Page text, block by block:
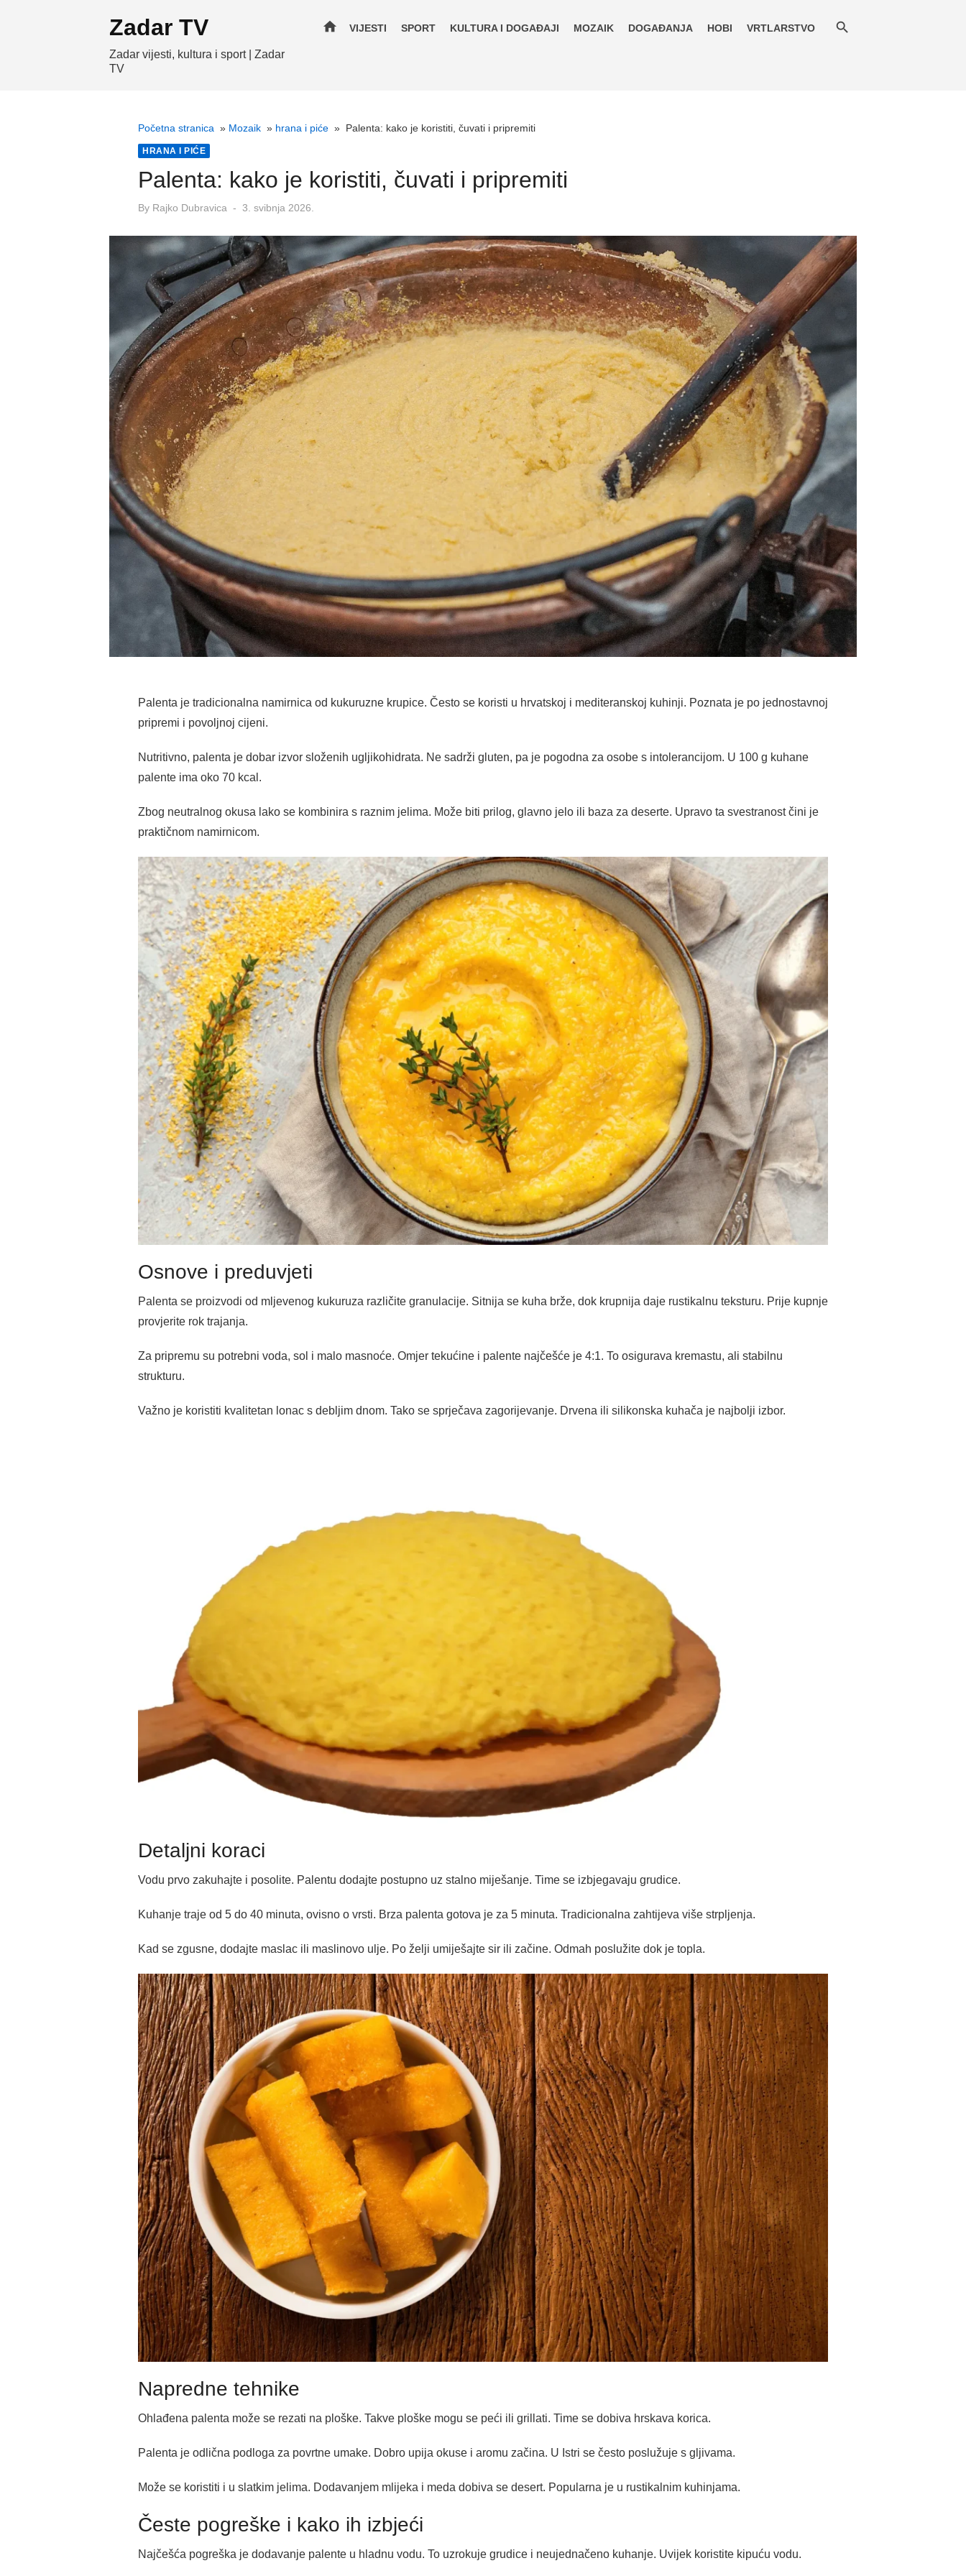
Zadar TV
Zadar vijesti, kultura i sport | Zadar
TV
home VIJESTI SPORT KULTURA I DOGAĐAJI MOZAIK DOGAĐANJA HOBI VRTLARSTVO
Početna stranica » Mozaik » hrana i piće » Palenta: kako je koristiti, čuvati i pripremiti
HRANA I PIĆE
Palenta: kako je koristiti, čuvati i pripremiti
By Rajko Dubravica
Posted
3. svibnja 2026.
Palenta je tradicionalna namirnica od kukuruzne krupice. Često se koristi u hrvatskoj i mediteranskoj kuhinji. Poznata je po jednostavnoj
pripremi i povoljnoj cijeni.
Nutritivno, palenta je dobar izvor složenih ugljikohidrata. Ne sadrži gluten, pa je pogodna za osobe s intolerancijom. U 100 g kuhane
palente ima oko 70 kcal.
Zbog neutralnog okusa lako se kombinira s raznim jelima. Može biti prilog, glavno jelo ili baza za deserte. Upravo ta svestranost čini je
praktičnom namirnicom.
Osnove i preduvjeti
Palenta se proizvodi od mljevenog kukuruza različite granulacije. Sitnija se kuha brže, dok krupnija daje rustikalnu teksturu. Prije kupnje
provjerite rok trajanja.
Za pripremu su potrebni voda, sol i malo masnoće. Omjer tekućine i palente najčešće je 4:1. To osigurava kremastu, ali stabilnu
strukturu.
Važno je koristiti kvalitetan lonac s debljim dnom. Tako se sprječava zagorijevanje. Drvena ili silikonska kuhača je najbolji izbor.
Detaljni koraci
Vodu prvo zakuhajte i posolite. Palentu dodajte postupno uz stalno miješanje. Time se izbjegavaju grudice.
Kuhanje traje od 5 do 40 minuta, ovisno o vrsti. Brza palenta gotova je za 5 minuta. Tradicionalna zahtijeva više strpljenja.
Kad se zgusne, dodajte maslac ili maslinovo ulje. Po želji umiješajte sir ili začine. Odmah poslužite dok je topla.
Napredne tehnike
Ohlađena palenta može se rezati na ploške. Takve ploške mogu se peći ili grillati. Time se dobiva hrskava korica.
Palenta je odlična podloga za povrtne umake. Dobro upija okuse i aromu začina. U Istri se često poslužuje s gljivama.
Može se koristiti i u slatkim jelima. Dodavanjem mlijeka i meda dobiva se desert. Popularna je u rustikalnim kuhinjama.
Česte pogreške i kako ih izbjeći
Najčešća pogreška je dodavanje palente u hladnu vodu. To uzrokuje grudice i neujednačeno kuhanje. Uvijek koristite kipuću vodu.